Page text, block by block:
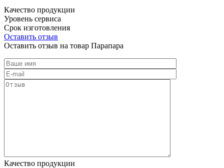
Качество продукции
Уровень сервиса
Срок изготовления
Оставить отзыв
Оставить отзыв на товар Парапара
Качество продукции